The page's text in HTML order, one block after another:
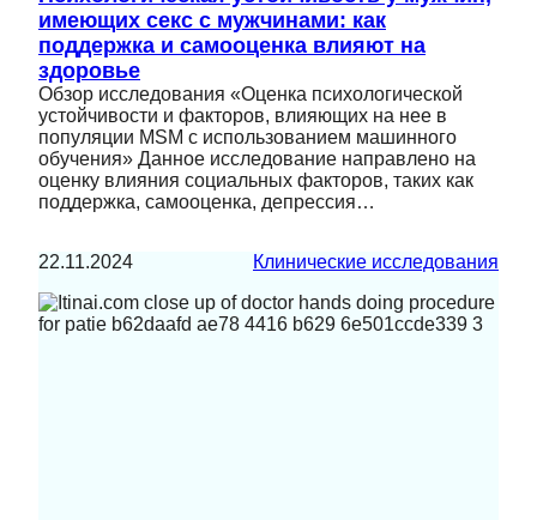
имеющих секс с мужчинами: как
поддержка и самооценка влияют на
здоровье
Обзор исследования «Оценка психологической
устойчивости и факторов, влияющих на нее в
популяции MSM с использованием машинного
обучения» Данное исследование направлено на
оценку влияния социальных факторов, таких как
поддержка, самооценка, депрессия…
22.11.2024 Клинические исследования